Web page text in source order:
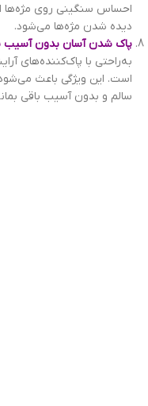
احساس سنگینی روی مژه‌ها
دیده شدن مژه‌ها می‌شود.
پاک شدن آسان بدون آسیب
به‌راحتی با پاک‌کننده‌های
است. این ویژگی باعث
سالم و بدون آسیب باقی